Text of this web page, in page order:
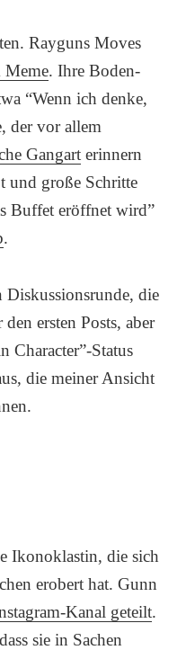
Rayguns Moves
Meme. Ihre Boden-
“Wenn ich denke,
der vor allem
Gangart erinnern
und große Schritte
Buffet eröffnet wird”
.
Diskussionsrunde, die
ersten Posts, aber
Character”-Status
die meiner Ansicht
Ikonoklastin, die sich
erobert hat. Gunn
Kanal geteilt.
sie in Sachen